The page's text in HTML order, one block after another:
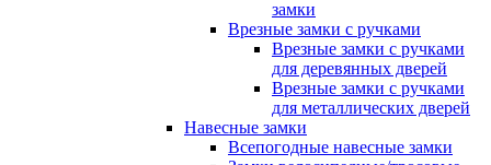
замки
Врезные замки с ручками
Врезные замки с ручками
для деревянных дверей
Врезные замки с ручками
для металлических дверей
Навесные замки
Всепогодные навесные замки